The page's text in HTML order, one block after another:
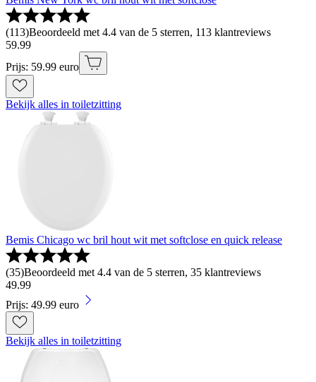
(113)Beoordeeld met 4.4 van de 5 sterren, 113 klantreviews
59.99
Prijs: 59.99 euro
Bekijk alles in toiletzitting
Bemis Chicago wc bril hout wit met softclose en quick release
(35)Beoordeeld met 4.4 van de 5 sterren, 35 klantreviews
49.99
Prijs: 49.99 euro
Bekijk alles in toiletzitting